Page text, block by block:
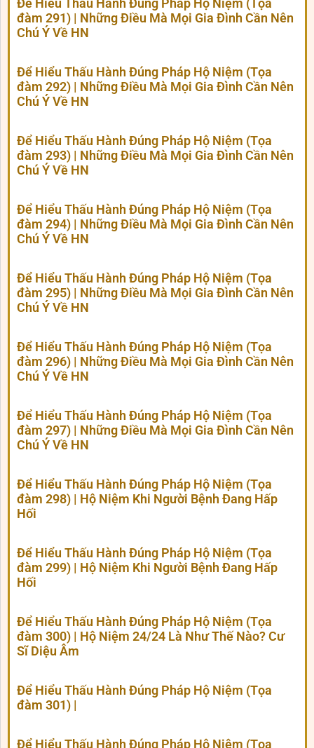
Để Hiểu Thấu Hành Đúng Pháp Hộ Niệm (Tọa
đàm 291) | Những Điều Mà Mọi Gia Đình Cần Nên
Chú Ý Về HN
Để Hiểu Thấu Hành Đúng Pháp Hộ Niệm (Tọa
đàm 292) | Những Điều Mà Mọi Gia Đình Cần Nên
Chú Ý Về HN
Để Hiểu Thấu Hành Đúng Pháp Hộ Niệm (Tọa
đàm 293) | Những Điều Mà Mọi Gia Đình Cần Nên
Chú Ý Về HN
Để Hiểu Thấu Hành Đúng Pháp Hộ Niệm (Tọa
đàm 294) | Những Điều Mà Mọi Gia Đình Cần Nên
Chú Ý Về HN
Để Hiểu Thấu Hành Đúng Pháp Hộ Niệm (Tọa
đàm 295) | Những Điều Mà Mọi Gia Đình Cần Nên
Chú Ý Về HN
Để Hiểu Thấu Hành Đúng Pháp Hộ Niệm (Tọa
đàm 296) | Những Điều Mà Mọi Gia Đình Cần Nên
Chú Ý Về HN
Để Hiểu Thấu Hành Đúng Pháp Hộ Niệm (Tọa
đàm 297) | Những Điều Mà Mọi Gia Đình Cần Nên
Chú Ý Về HN
Để Hiểu Thấu Hành Đúng Pháp Hộ Niệm (Tọa
đàm 298) | Hộ Niệm Khi Người Bệnh Đang Hấp
Hối
Để Hiểu Thấu Hành Đúng Pháp Hộ Niệm (Tọa
đàm 299) | Hộ Niệm Khi Người Bệnh Đang Hấp
Hối
Để Hiểu Thấu Hành Đúng Pháp Hộ Niệm (Tọa
đàm 300) | Hộ Niệm 24/24 Là Như Thế Nào? Cư
Sĩ Diệu Âm
Để Hiểu Thấu Hành Đúng Pháp Hộ Niệm (Tọa
đàm 301) |
Để Hiểu Thấu Hành Đúng Pháp Hộ Niệm (Tọa